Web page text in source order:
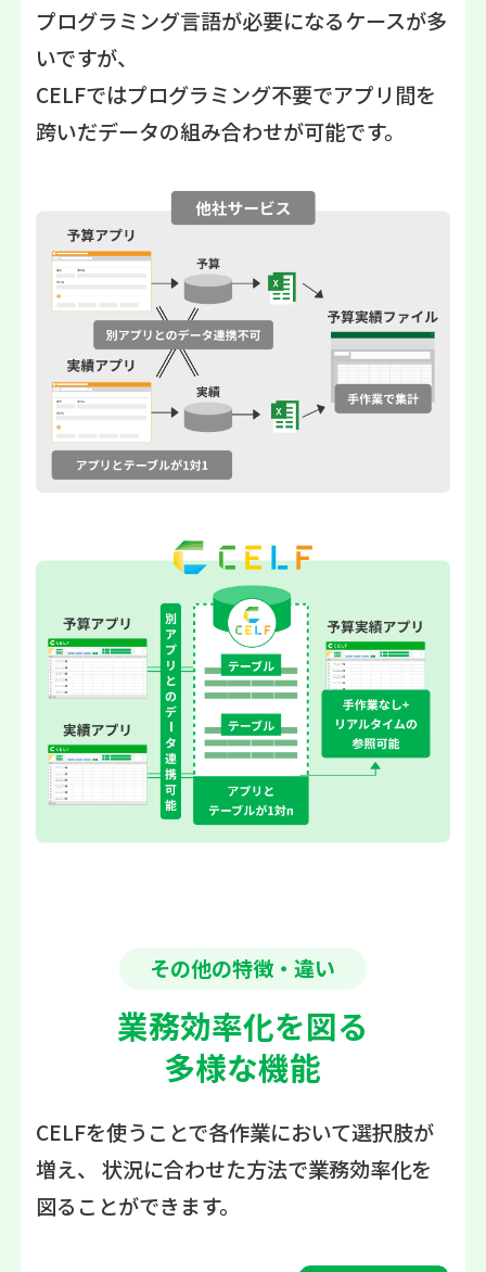
プログラミング言語が必要になるケースが多
いですが、
CELFではプログラミング不要でアプリ間を
跨いだデータの組み合わせが可能です。
その他の特徴・違い
業務効率化を図る
多様な機能
CELFを使うことで各作業において選択肢が
増え、 状況に合わせた方法で業務効率化を
図ることができます。